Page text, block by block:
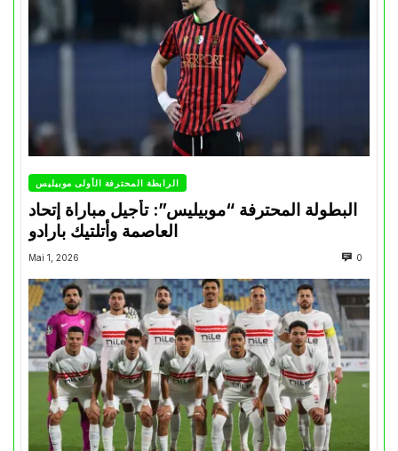
الرابطة المحترفة الأولى موبيليس
البطولة المحترفة “موبيليس”: تأجيل مباراة إتحاد
العاصمة وأتلتيك بارادو
Mai 1, 2026 0